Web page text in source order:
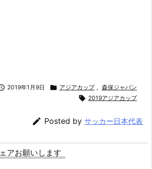
2019年1月9日  アジアカップ , 森保ジャパン
 2019アジアカップ
 Posted by サッカー日本代表
アお願いします